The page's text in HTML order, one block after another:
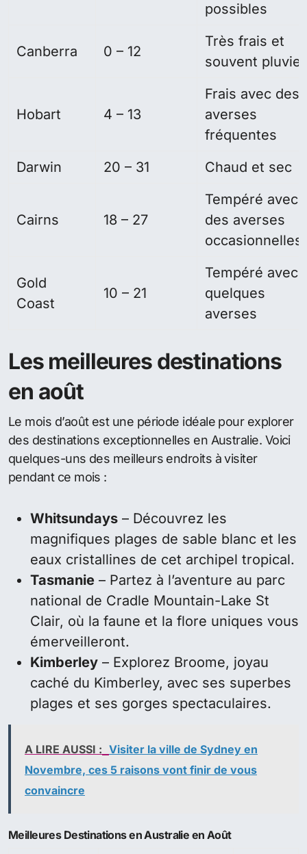
possibles
Canberra 0 – 12
Très frais et
souvent
Hobart 4 – 13
Frais avec des
averses
fréquentes
Darwin
20 – 31 Chaud et sec
Cairns 18 – 27
Tempéré avec
des averses
occasionnelles
Gold
Coast
10 – 21
Tempéré avec
quelques
averses
Les meilleures destinations
en août
Le mois d’août est une période idéale pour explorer
des destinations exceptionnelles en Australie. Voici
quelques-uns des meilleurs endroits à visiter
pendant ce mois :
Whitsundays – Découvrez les
magnifiques plages de sable blanc et les
eaux cristallines de cet archipel tropical.
Tasmanie – Partez à l’aventure au parc
national de Cradle Mountain-Lake St
Clair, où la faune et la flore uniques vous
émerveilleront.
Kimberley – Explorez Broome, joyau
caché du Kimberley, avec ses superbes
plages et ses gorges spectaculaires.
A LIRE AUSSI : Visiter la ville de Sydney en
Novembre, ces 5 raisons vont finir de vous
convaincre
Meilleures Destinations en Australie en Août